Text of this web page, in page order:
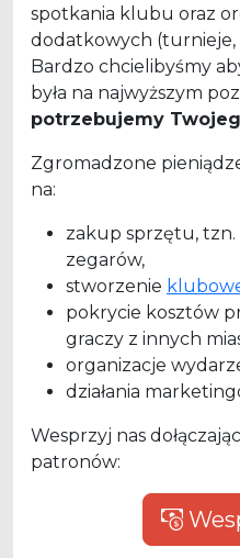
spotkania klubu oraz
dodatkowych (turnieje,
Bardzo chcielibyśmy
była na najwyższym
potrzebujemy
Zgromadzone
na:
zakup sprzętu, tzn.
zegarów,
stworzenie
pokrycie kosztów
graczy z innych
organizacje
działania
Wesprzyj nas
patronów: